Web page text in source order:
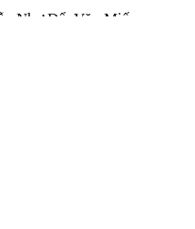
Như Đổ, Văn Miếu​​​​